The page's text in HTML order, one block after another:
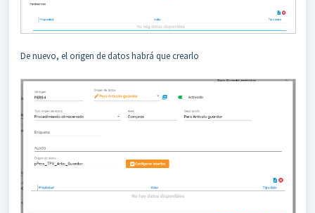
De nuevo, el origen de datos habrá que crearlo